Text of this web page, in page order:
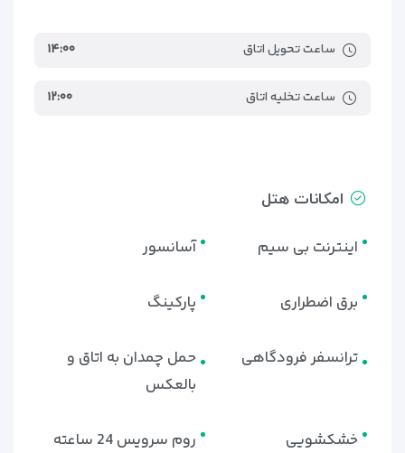
ساعت تحویل اتاق ۱۴:۰۰
ساعت تخلیه اتاق ۱۲:۰۰
امکانات هتل
اینترنت بی سیم آسانسور
برق اضطراری پارکینگ
ترانسفر فرودگاهی
حمل چمدان به اتاق و
بالعکس
خشکشویی روم سرویس 24 ساعته